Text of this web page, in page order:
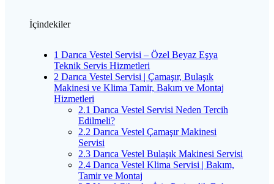
İçindekiler
1 Darıca Vestel Servisi – Özel Beyaz Eşya
Teknik Servis Hizmetleri
2 Darıca Vestel Servisi | Çamaşır, Bulaşık
Makinesi ve Klima Tamir, Bakım ve Montaj
Hizmetleri
2.1 Darıca Vestel Servisi Neden Tercih
Edilmeli?
2.2 Darıca Vestel Çamaşır Makinesi
Servisi
2.3 Darıca Vestel Bulaşık Makinesi Servisi
2.4 Darıca Vestel Klima Servisi | Bakım,
Tamir ve Montaj